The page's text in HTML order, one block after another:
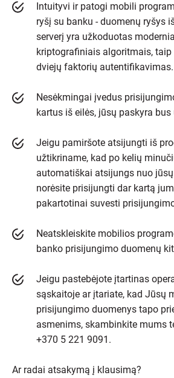
Intuityvi ir patogi mobili
ryšį su banku - duomenų ryšys
serverį yra užkoduotas
kriptografiniais algoritmais,
dviejų faktorių autentifikavimas.
Nesėkmingai įvedus
kartus iš eilės, jūsų paskyra
Jeigu pamiršote atsijungti iš
užtikriname, kad po kelių
automatiškai atsijungs nuo
norėsite prisijungti dar kartą
pakartotinai suvesti
Neatskleiskite mobilios
banko prisijungimo duomenų
Jeigu pastebėjote įtartinas
sąskaitoje ar įtariate, kad Jūsų
prisijungimo duomenys tapo
asmenims, skambinkite mums
+370 5 221 9091.
Ar radai atsakymą į klausimą?